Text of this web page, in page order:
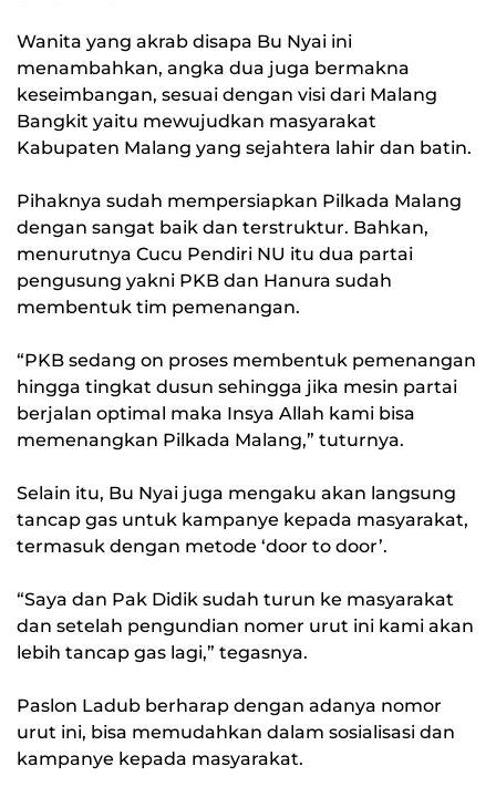
Wanita yang akrab disapa Bu Nyai ini
menambahkan, angka dua juga bermakna
keseimbangan, sesuai dengan visi dari Malang
Bangkit yaitu mewujudkan masyarakat
Kabupaten Malang yang sejahtera lahir dan batin.
Pihaknya sudah mempersiapkan Pilkada Malang
dengan sangat baik dan terstruktur. Bahkan,
menurutnya Cucu Pendiri NU itu dua partai
pengusung yakni PKB dan Hanura sudah
membentuk tim pemenangan.
“PKB sedang on proses membentuk pemenangan
hingga tingkat dusun sehingga jika mesin partai
berjalan optimal maka Insya Allah kami bisa
memenangkan Pilkada Malang,” tuturnya.
Selain itu, Bu Nyai juga mengaku akan langsung
tancap gas untuk kampanye kepada masyarakat,
termasuk dengan metode ‘door to door’.
“Saya dan Pak Didik sudah turun ke masyarakat
dan setelah pengundian nomer urut ini kami akan
lebih tancap gas lagi,” tegasnya.
Paslon Ladub berharap dengan adanya nomor
urut ini, bisa memudahkan dalam sosialisasi dan
kampanye kepada masyarakat.